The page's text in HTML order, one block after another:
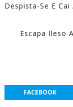
Despista-Se E
Escapa Ileso
FACEBOOK